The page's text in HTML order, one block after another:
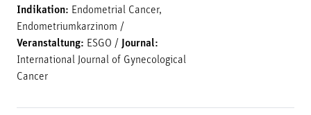
Indikation: Endometrial Cancer,
Endometriumkarzinom /
Veranstaltung: ESGO /
Journal:
International Journal of Gynecological
Cancer